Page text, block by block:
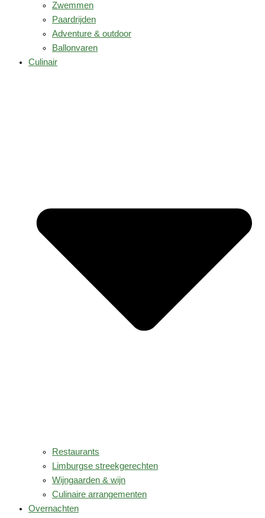
Zwemmen
Paardrijden
Adventure & outdoor
Ballonvaren
Culinair
Restaurants
Limburgse streekgerechten
Wijngaarden & wijn
Culinaire arrangementen
Overnachten